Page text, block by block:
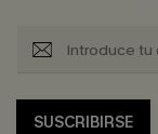
SUSCRIBIRSE